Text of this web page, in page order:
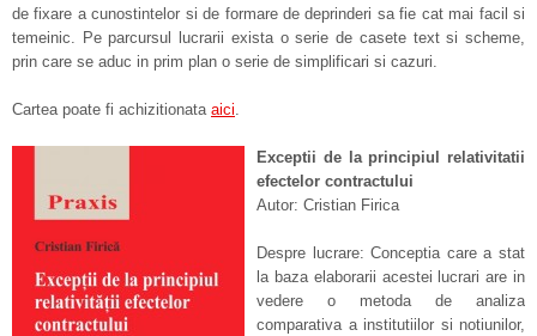
de fixare a cunostintelor si de formare de deprinderi sa fie cat mai facil si
temeinic. Pe parcursul lucrarii exista o serie de casete text si scheme,
prin care se aduc in prim plan o serie de simplificari si cazuri.
Cartea poate fi achizitionata aici.
Exceptii de la principiul relativitatii
efectelor contractului
Autor: Cristian Firica
Despre lucrare: Conceptia care a stat
la baza elaborarii acestei lucrari are in
vedere o metoda de analiza
comparativa a institutiilor si notiunilor,